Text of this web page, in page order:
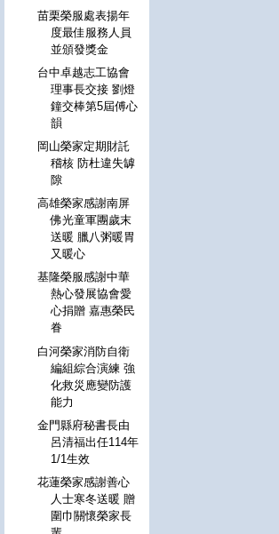
苗栗榮服處表揚年
度最佳服務人員
並頒發獎金
台中卓越志工協會
理事長交接 劉燈
鐘交棒第5屆傅心
韻
岡山榮家定期財託
稽核 防杜違失罅
隙
高雄榮家感謝南屏
佛光童軍團歲末
送暖 臘八粥暖胃
又暖心
基隆榮服感謝中華
熱心發展協會愛
心捐贈 嘉惠榮民
眷
白河榮家消防自衛
編組綜合演練 強
化救災應變防護
能力
金門縣府秘書長由
呂清福出任114年
1/1生效
花蓮榮家感謝善心
人士寒冬送暖 贈
圍巾關懷榮家長